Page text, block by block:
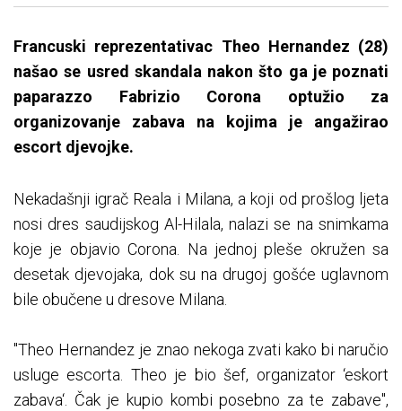
Francuski reprezentativac Theo Hernandez (28)
našao se usred skandala nakon što ga je poznati
paparazzo Fabrizio Corona optužio za
organizovanje zabava na kojima je angažirao
escort djevojke.
Nekadašnji igrač Reala i Milana, a koji od prošlog ljeta
nosi dres saudijskog Al-Hilala, nalazi se na snimkama
koje je objavio Corona. Na jednoj pleše okružen sa
desetak djevojaka, dok su na drugoj gošće uglavnom
bile obučene u dresove Milana.
"Theo Hernandez je znao nekoga zvati kako bi naručio
usluge escorta. Theo je bio šef, organizator ‘eskort
zabava‘. Čak je kupio kombi posebno za te zabave",